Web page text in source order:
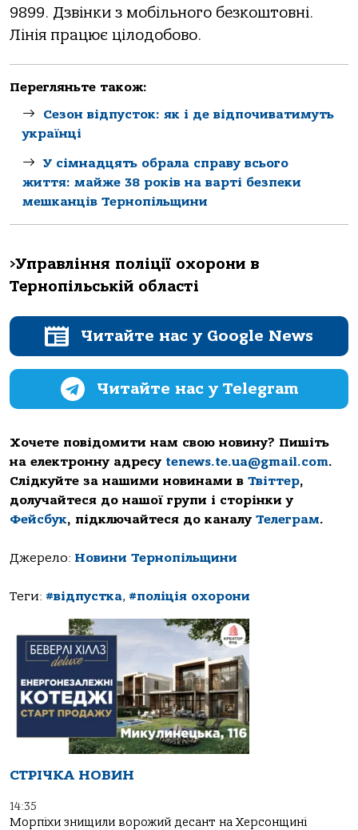
9899. Дзвінки з мобільного безкоштовні.
Лінія працює цілодобово.
Перегляньте також:
Сезон відпусток: як і де відпочиватимуть
українці
У сімнадцять обрала справу всього
життя: майже 38 років на варті безпеки
мешканців Тернопільщини
>Управління поліції охорони в
Тернопільській області
Читайте нас у Google News
Читайте нас у Telegram
Хочете повідомити нам свою новину? Пишіть
на електронну адресу tenews.te.ua@gmail.com.
Слідкуйте за нашими новинами в Твіттер,
долучайтеся до нашої групи і сторінки у
Фейсбук, підключайтеся до каналу Телеграм.
Джерело: Новини Тернопільщини
Теги: #відпустка, #поліція охорони
СТРІЧКА НОВИН
14:35
Морпіхи знищили ворожий десант на Херсонщині